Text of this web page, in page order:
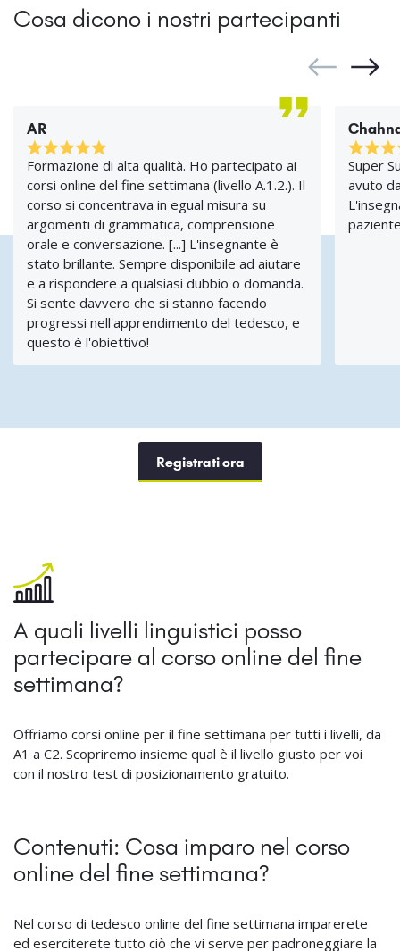
Cosa dicono i nostri partecipanti
AR
Formazione di alta qualità. Ho partecipato ai
corsi online del fine settimana (livello A.1.2.). Il
corso si concentrava in egual misura su
argomenti di grammatica, comprensione
orale e conversazione. [...] L'insegnante è
stato brillante. Sempre disponibile ad aiutare
e a rispondere a qualsiasi dubbio o domanda.
Si sente davvero che si stanno facendo
progressi nell'apprendimento del tedesco, e
questo è l'obiettivo!
Super
avuto
Registrati ora
A quali livelli linguistici posso
partecipare al corso online del fine
settimana?
Offriamo corsi online per il fine settimana per tutti i livelli, da
A1 a C2. Scopriremo insieme qual è il livello giusto per voi
con il nostro test di posizionamento gratuito.
Contenuti: Cosa imparo nel corso
online del fine settimana?
Nel corso di tedesco online del fine settimana imparerete
ed eserciterete tutto ciò che vi serve per padroneggiare la